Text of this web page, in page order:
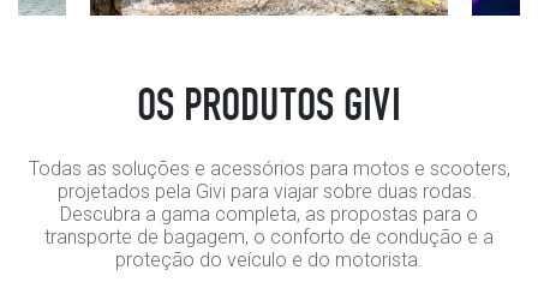
OS PRODUTOS GIVI
Todas as soluções e acessórios para motos e scooters,
projetados pela Givi para viajar sobre duas rodas.
Descubra a gama completa, as propostas para o
transporte de bagagem, o conforto de condução e a
proteção do veículo e do motorista.